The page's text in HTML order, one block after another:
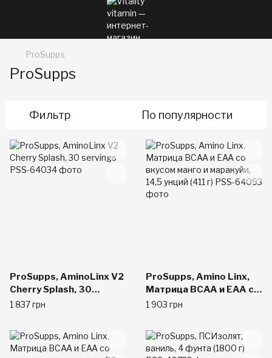
ProSupps
ProSupps
Фильтр По популярности
ProSupps, AminoLinx V2
Cherry Splash, 30
servings
1 837 грн
ProSupps, Amino Linx,
Матрица BCAA и EAA со
вкусом манго и
(411 г)
1 903 грн